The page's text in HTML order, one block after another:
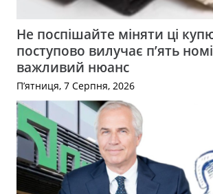
Не поспішайте міняти ці
поступово вилучає п’ять
важливий нюанс
П’ятниця, 7 Серпня, 2026